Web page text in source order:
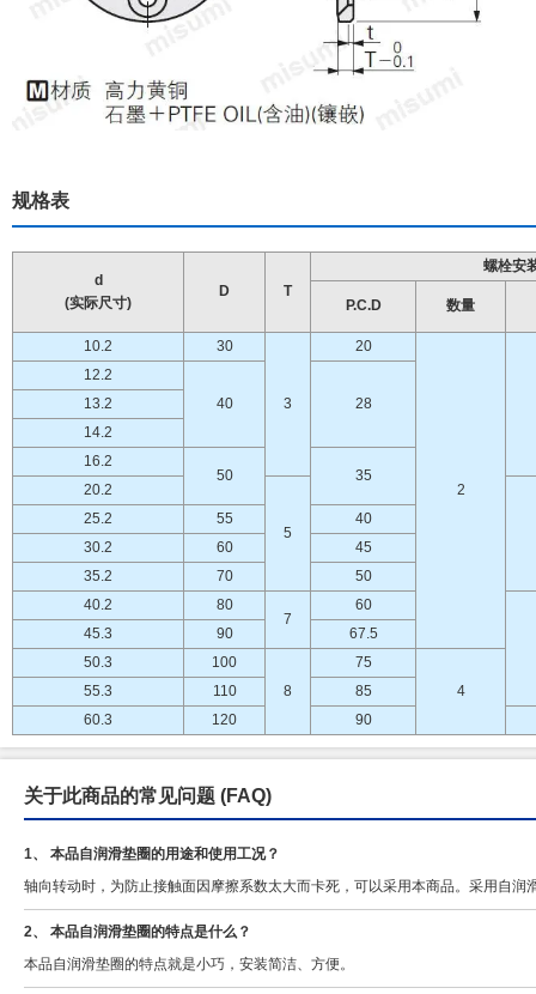
规格表
d
(实际尺寸)
D T
螺栓安
P.C.D 数量
10.2 30
3
20
2
12.2
40
28
13.2
14.2
16.2
50
35
20.2
5
25.2 55
40
30.2
60
45
35.2
70
50
40.2
80
7
60
45.3
90
67.5
50.3
100
8
75
4
55.3 110
85
60.3
120 90
关于此商品的常见问题 (FAQ)
1、 本品自润滑垫圈的用途和使用工况？
轴向转动时，为防止接触面因摩擦系数太大而卡死，可以采用本商品。采用自
2、 本品自润滑垫圈的特点是什么？
本品自润滑垫圈的特点就是小巧，安装简洁、方便。